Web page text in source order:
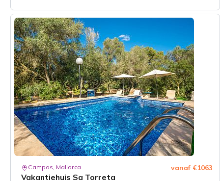
Campos, Mallorca
Vakantiehuis Sa Torreta
vanaf €1063